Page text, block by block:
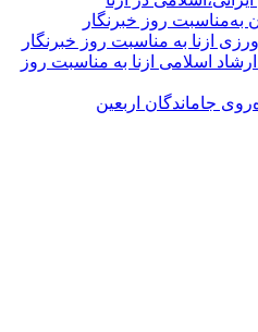
به‌مناسبت روز خبرنگار
ازنا به مناسبت روز خبرنگار
اسلامی ازنا به مناسبت روز
جاماندگان اربعین